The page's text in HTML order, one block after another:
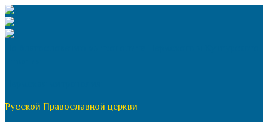
Перейти
к
содержимому
Русской Православной церкви